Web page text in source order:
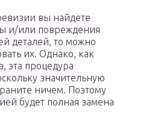
вы найдете
и/или повреждения
деталей, то можно
их. Однако, как
эта процедура
значительную
ничем. Поэтому
будет полная замена